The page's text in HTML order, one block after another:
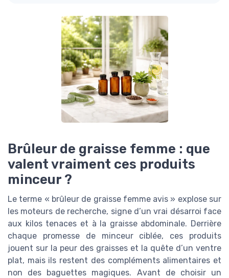
Brûleur de graisse femme : que
valent vraiment ces produits
minceur ?
Le terme « brûleur de graisse femme avis » explose sur
les moteurs de recherche, signe d’un vrai désarroi face
aux kilos tenaces et à la graisse abdominale. Derrière
chaque promesse de minceur ciblée, ces produits
jouent sur la peur des graisses et la quête d’un ventre
plat, mais ils restent des compléments alimentaires et
non des baguettes magiques. Avant de choisir un